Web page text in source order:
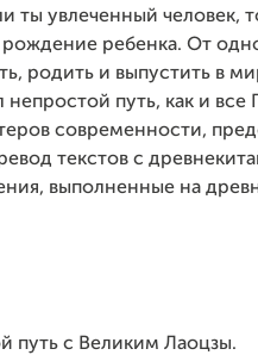
увлеченный человек,
ребенка. От
родить и выпустить в
непростой путь, как и
современности,
текстов с
выполненные на
путь с Великим Лаоцзы.